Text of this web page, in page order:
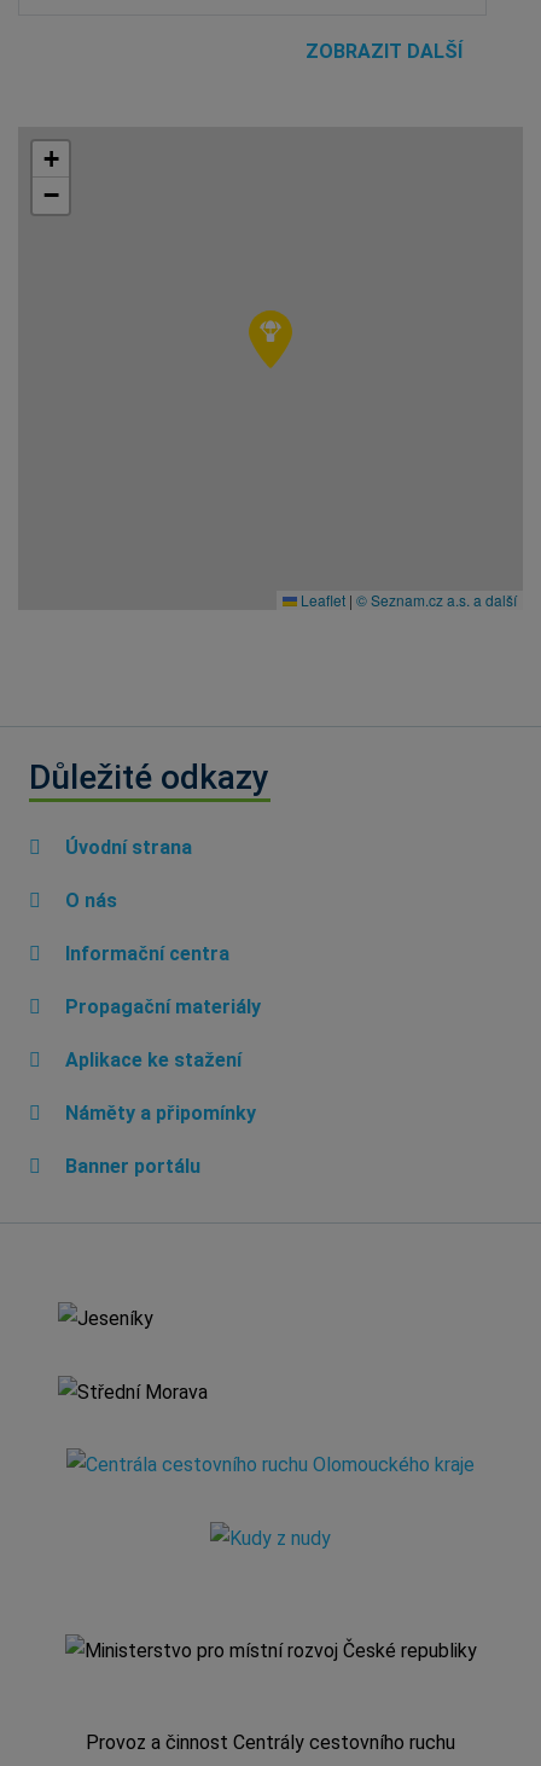
ZOBRAZIT DALŠÍ
+
−
Leaflet | © Seznam.cz a.s. a další
Důležité odkazy
Úvodní strana
O nás
Informační centra
Propagační materiály
Aplikace ke stažení
Náměty a připomínky
Banner portálu
Provoz a činnost Centrály cestovního ruchu